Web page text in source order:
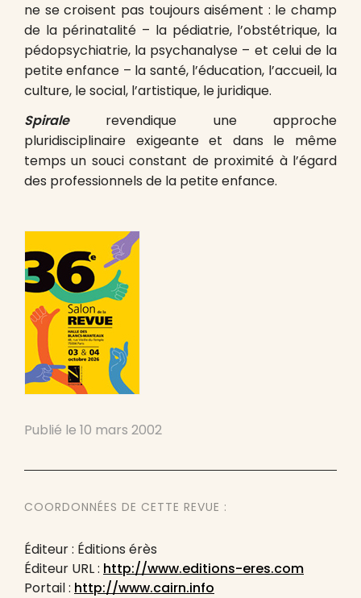
ne se croisent pas toujours aisément : le champ
de la périnatalité – la pédiatrie, l’obstétrique, la
pédopsychiatrie, la psychanalyse – et celui de la
petite enfance – la santé, l’éducation, l’accueil, la
culture, le social, l’artistique, le juridique.
Spiralerevendique une approche
pluridisciplinaire exigeante et dans le même
temps un souci constant de proximité à l’égard
des professionnels de la petite enfance.
Publié le 10 mars 2002
COORDONNÉES DE CETTE REVUE :
Éditeur : Éditions érès
Éditeur URL : http://www.editions-eres.com
Portail : http://www.cairn.info